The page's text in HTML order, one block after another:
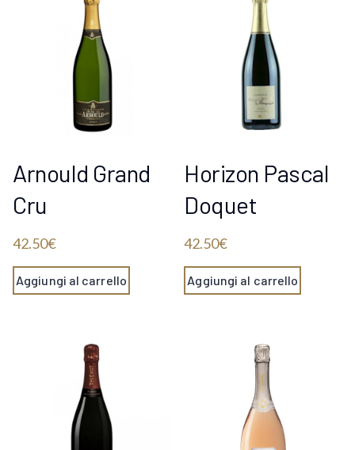
Arnould Grand
Cru
42.50€
Aggiungi al carrello
Horizon Pascal
Doquet
42.50€
Aggiungi al carrello